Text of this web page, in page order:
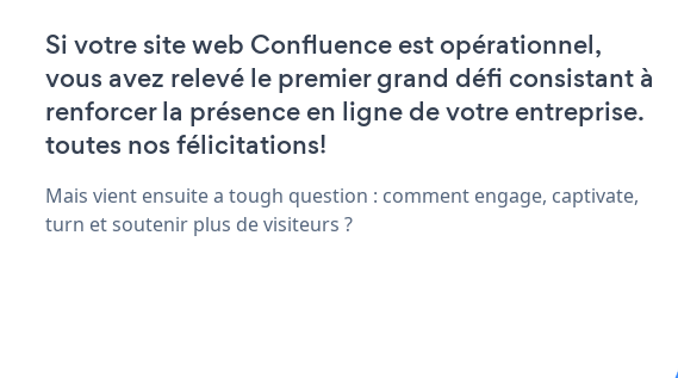
Si votre site web Confluence est opérationnel,
vous avez relevé le premier grand défi consistant à
renforcer la présence en ligne de votre entreprise.
toutes nos félicitations!
Mais vient ensuite a tough question : comment engage, captivate,
turn et soutenir plus de visiteurs ?